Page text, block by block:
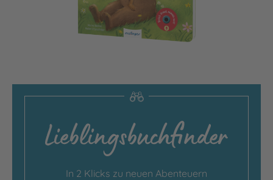
In 2 Klicks zu neuen Abenteuern